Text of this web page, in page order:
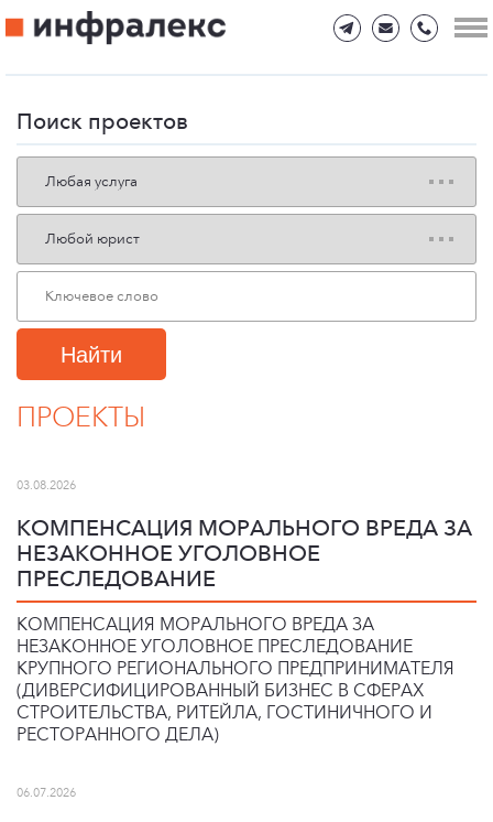
ПРОЕКТЫ
03.08.2026
КОМПЕНСАЦИЯ МОРАЛЬНОГО ВРЕДА ЗА
НЕЗАКОННОЕ УГОЛОВНОЕ
ПРЕСЛЕДОВАНИЕ
КОМПЕНСАЦИЯ МОРАЛЬНОГО ВРЕДА ЗА
НЕЗАКОННОЕ УГОЛОВНОЕ ПРЕСЛЕДОВАНИЕ
КРУПНОГО РЕГИОНАЛЬНОГО ПРЕДПРИНИМАТЕЛЯ
(ДИВЕРСИФИЦИРОВАННЫЙ БИЗНЕС В СФЕРАХ
СТРОИТЕЛЬСТВА, РИТЕЙЛА, ГОСТИНИЧНОГО И
РЕСТОРАННОГО ДЕЛА)
06.07.2026
Поиск проектов
Найти